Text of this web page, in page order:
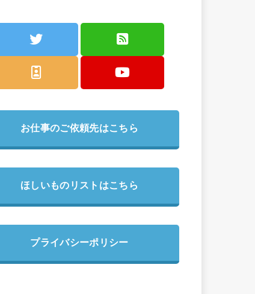
お仕事のご依頼先はこちら
ほしいものリストはこちら
プライバシーポリシー